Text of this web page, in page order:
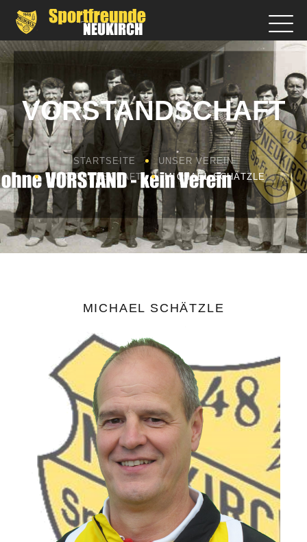
VORSTANDSCHAFT
STARTSEITE
UNSER VEREIN
VORSTANDSCHAFT
MICHAEL SCHÄTZLE
MICHAEL SCHÄTZLE